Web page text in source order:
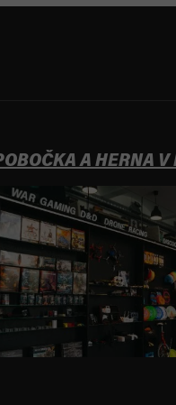
A HERNA V